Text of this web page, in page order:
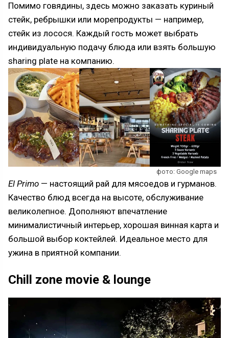
Помимо говядины, здесь можно заказать куриный
стейк, ребрышки или морепродукты — например,
стейк из лосося. Каждый гость может выбрать
индивидуальную подачу блюда или взять большую
sharing plate на компанию.
фото: Google maps
El Primo — настоящий рай для мясоедов и гурманов.
Качество блюд всегда на высоте, обслуживание
великолепное. Дополняют впечатление
минималистичный интерьер, хорошая винная карта и
большой выбор коктейлей. Идеальное место для
ужина в приятной компании.
Chill zone movie & lounge